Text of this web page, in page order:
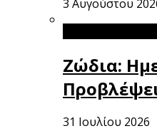
3 Αυγούστου
Ζώδια:
31 Ιουλίου 2026